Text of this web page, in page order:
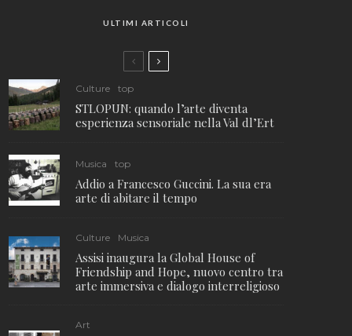
ULTIMI ARTICOLI
Culture top
STLOPUN: quando l’arte diventa
esperienza sensoriale nella Val dl’Ert
Musica top
Addio a Francesco Guccini. La sua era
arte di abitare il tempo
Culture Musica
Assisi inaugura la Global House of
Friendship and Hope, nuovo centro tra
arte immersiva e dialogo interreligioso
Art